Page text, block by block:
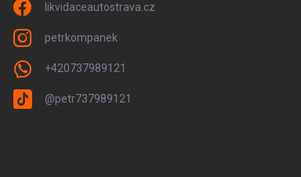
likvidaceautostrava.cz
petrkompanek
+420737989121
@petr737989121